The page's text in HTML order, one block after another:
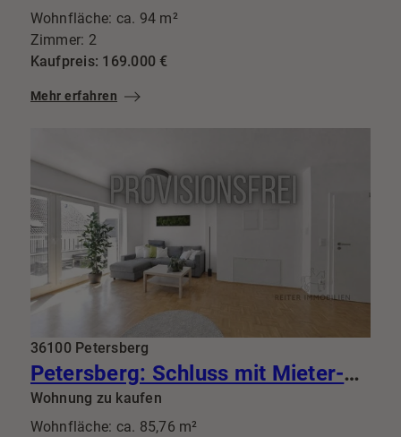
Wohnfläche: ca. 94 m²
Zimmer: 2
Kaufpreis: 169.000 €
Mehr erfahren
36100 Petersberg
Petersberg: Schluss mit Mieter-Lotto: Diese 3-Zimmer-Perle mit Balkon bringt Top-Mieter gleich mit
Wohnung zu kaufen
Wohnfläche: ca. 85,76 m²